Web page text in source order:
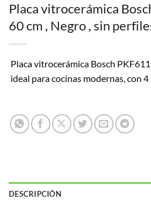
Placa vitrocerámica
60 cm , Negro , sin
Placa vitrocerámica Bosch
ideal para cocinas modernas, con
DESCRIPCIÓN